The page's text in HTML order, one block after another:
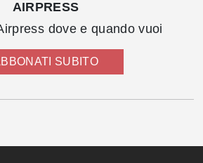
AIRPRESS
dove e quando vuoi
SUBITO